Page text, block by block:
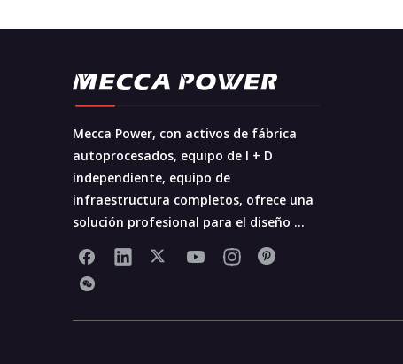
Mecca Power, con activos de fábrica
autoprocesados, equipo de I + D
independiente, equipo de
infraestructura completos, ofrece una
solución profesional para el diseño ...